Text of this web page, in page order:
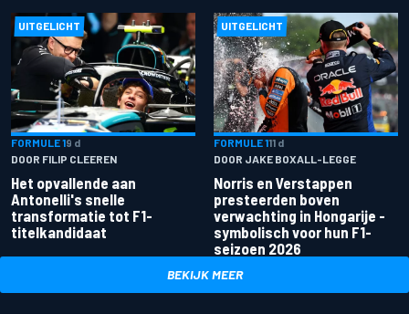
UITGELICHT
FORMULE 19 d
DOOR FILIP CLEEREN
Het opvallende aan
Antonelli's snelle
transformatie tot F1-
titelkandidaat
UITGELICHT
FORMULE 111 d
DOOR JAKE BOXALL-LEGGE
Norris en Verstappen
presteerden boven
verwachting in Hongarije -
symbolisch voor hun F1-
seizoen 2026
BEKIJK MEER